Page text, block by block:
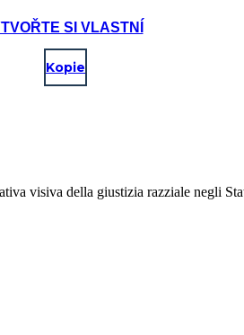
SI VLASTNÍ
Kopie
visiva della giustizia razziale negli